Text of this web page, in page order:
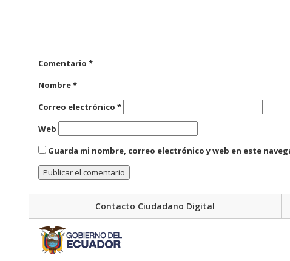
Comentario*
Nombre*
Correo electrónico*
Web
Guarda mi nombre, correo electrónico y web en este
Contacto Ciudadano Digital